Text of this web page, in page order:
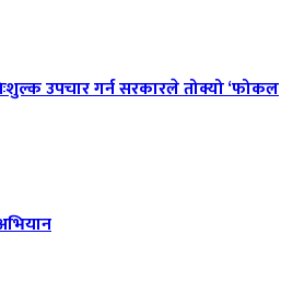
उपचार गर्न सरकारले तोक्यो ‘फोकल